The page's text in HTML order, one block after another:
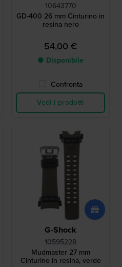
10643770
GD-400 26 mm Cinturino in
resina nero
54,00 €
● Disponibile
Confronta
Vedi i prodotti
G-Shock
10595228
Mudmaster 27 mm
Cinturino in resina, verde